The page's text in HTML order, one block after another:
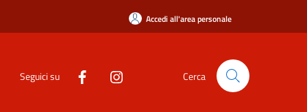
Accedi all'area personale
Seguici su Cerca